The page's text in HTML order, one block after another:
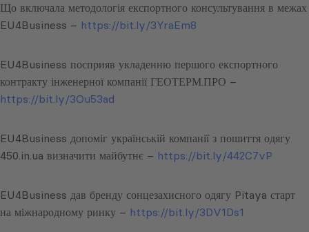
Що включала методологія експортного консультування в межах
EU4Business – https://bit.ly/3YraEm8
EU4Business посприяв укладенню першого експортного
контракту інженерної компанії ГЕОТЕРМ.ПРО –
https://bit.ly/3Ou53ad
EU4Business допоміг українській компанії з пошиття одягу
450.in.ua визначити майбутнє – https://bit.ly/442C7vP
EU4Business дав бренду сонцезахисного одягу Pitaya старт
на міжнародному ринку – https://bit.ly/3DV1Ds1